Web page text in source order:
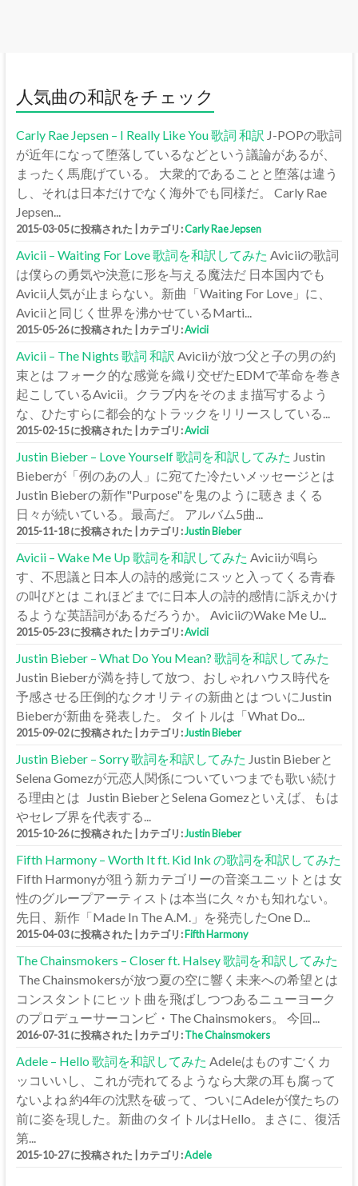
人気曲の和訳をチェック
Carly Rae Jepsen – I Really Like You 歌詞 和訳 J-POPの歌詞
が近年になって堕落しているなどという議論があるが、
まったく馬鹿げている。 大衆的であることと堕落は違う
し、それは日本だけでなく海外でも同様だ。 Carly Rae
Jepsen...
2015-03-05 に投稿された カテゴリ:Carly Rae Jepsen
Avicii – Waiting For Love 歌詞を和訳してみた Aviciiの歌詞
は僕らの勇気や決意に形を与える魔法だ 日本国内でも
Avicii人気が止まらない。新曲「Waiting For Love」に、
Aviciiと同じく世界を沸かせているMarti...
2015-05-26 に投稿された カテゴリ:Avicii
Avicii – The Nights 歌詞 和訳 Aviciiが放つ父と子の男の約
束とは フォーク的な感覚を織り交ぜたEDMで革命を巻き
起こしているAvicii。クラブ内をそのまま描写するよう
な、ひたすらに都会的なトラックをリリースしている...
2015-02-15 に投稿された カテゴリ:Avicii
Justin Bieber – Love Yourself 歌詞を和訳してみた Justin
Bieberが「例のあの人」に宛てた冷たいメッセージとは
Justin Bieberの新作"Purpose"を鬼のように聴きまくる
日々が続いている。最高だ。 アルバム5曲...
2015-11-18 に投稿された カテゴリ:Justin Bieber
Avicii – Wake Me Up 歌詞を和訳してみた Aviciiが鳴ら
す、不思議と日本人の詩的感覚にスッと入ってくる青春
の叫びとは これほどまでに日本人の詩的感情に訴えかけ
るような英語詞があるだろうか。 AviciiのWake Me U...
2015-05-23 に投稿された カテゴリ:Avicii
Justin Bieber – What Do You Mean? 歌詞を和訳してみた
Justin Bieberが満を持して放つ、おしゃれハウス時代を
予感させる圧倒的なクオリティの新曲とは ついにJustin
Bieberが新曲を発表した。 タイトルは「What Do...
2015-09-02 に投稿された カテゴリ:Justin Bieber
Justin Bieber – Sorry 歌詞を和訳してみた Justin Bieberと
Selena Gomezが元恋人関係についていつまでも歌い続け
る理由とは Justin BieberとSelena Gomezといえば、もは
やセレブ界を代表する...
2015-10-26 に投稿された カテゴリ:Justin Bieber
Fifth Harmony – Worth It ft. Kid Ink の歌詞を和訳してみた
Fifth Harmonyが狙う新カテゴリーの音楽ユニットとは 女
性のグループアーティストは本当に久々かも知れない。
先日、新作「Made In The A.M.」を発売したOne D...
2015-04-03 に投稿された カテゴリ:Fifth Harmony
The Chainsmokers – Closer ft. Halsey 歌詞を和訳してみた
The Chainsmokersが放つ夏の空に響く未来への希望とは
コンスタントにヒット曲を飛ばしつつあるニューヨーク
のプロデューサーコンビ・The Chainsmokers。 今回...
2016-07-31 に投稿された カテゴリ:The Chainsmokers
Adele – Hello 歌詞を和訳してみた Adeleはものすごくカ
ッコいいし、これが売れてるようなら大衆の耳も腐って
ないよね 約4年の沈黙を破って、ついにAdeleが僕たちの
前に姿を現した。新曲のタイトルはHello。まさに、復活
第...
2015-10-27 に投稿された カテゴリ:Adele